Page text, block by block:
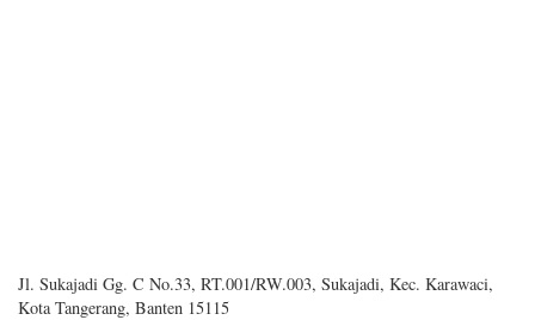
Jl. Sukajadi Gg. C No.33, RT.001/RW.003, Sukajadi, Kec. Karawaci,
Kota Tangerang, Banten 15115